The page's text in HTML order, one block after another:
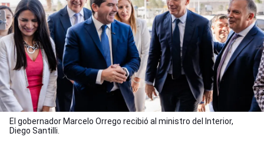
El gobernador Marcelo Orrego recibió al ministro del Interior,
Diego Santilli.